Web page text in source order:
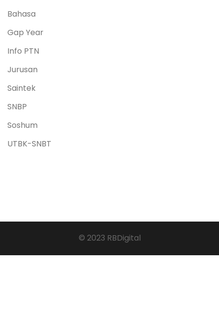
Bahasa
Gap Year
Info PTN
Jurusan
Saintek
SNBP
Soshum
UTBK-SNBT
© 2023 RBDigital